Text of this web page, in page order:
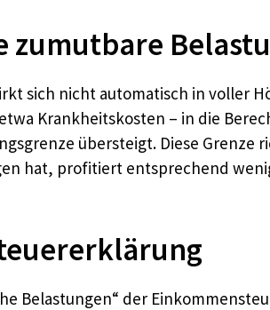
zumutbare
sich nicht automatisch in voller
Krankheitskosten – in die
übersteigt. Diese Grenze
hat, profitiert entsprechend
Belastungen“ der